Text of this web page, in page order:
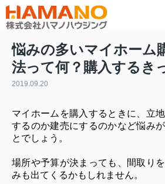
悩みの多いマイホーム
法って何？購入するき
2019.09.20
マイホームを購入するときに、立
するのか建売にするのかなど悩み
とでしょう。
場所や予算が決まっても、間取り
みも出てくるかもしれません。